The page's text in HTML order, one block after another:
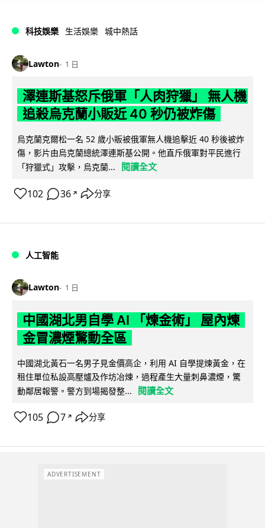
科技娛樂 生活娛樂 城中熱話
Lawton 1 日
澤連斯基怒斥俄軍「人肉狩獵」 無人機
追殺烏克蘭小販近 40 秒仍被炸傷
烏克蘭克爾松一名 52 歲小販被俄軍無人機追擊近 40 秒後被炸
傷，影片由烏克蘭總統澤連斯基公開。他直斥俄軍對平民進行
「狩獵式」攻擊，烏克蘭...
閱讀全文
102 36 ↗ 分享
人工智能
Lawton 1 日
中國湖北男自學 AI 「煉金術」 屋內煉
金冒濃煙驚動全區
中國湖北黃石一名男子見金價高企，利用 AI 自學提煉黃金，在
租住單位私設高壓爐及作坊冶煉，過程產生大量刺鼻濃煙，驚
動鄰居報警。警方到場揭發整...
閱讀全文
105 7 ↗ 分享
ADVERTISEMENT